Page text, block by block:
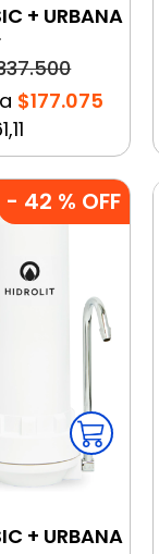
+ URBANA
$177.075
- 42 % OFF
+ URBANA